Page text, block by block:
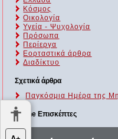
Κόσμος
Οικολογία
Υγεία - Ψυχολογία
Πρόσωπα
Περίεργα
Εορταστικά άρθρα
Διαδίκτυο
Σχετικά άρθρα
Παγκόσμια Ημέρα της
Online Επισκέπτες
Αυτήν τη στιγμή